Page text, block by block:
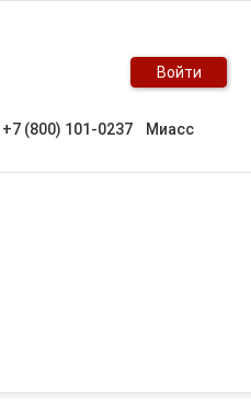
Войти
+7 (800) 101-0237 Миасс